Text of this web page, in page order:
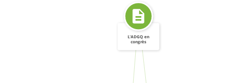
FROM
SOURCE_FOR
L'ADGQ en
congrès